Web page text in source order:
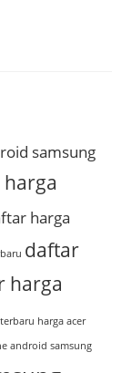
samsung
harga
harga
daftar
harga
harga acer
android samsung